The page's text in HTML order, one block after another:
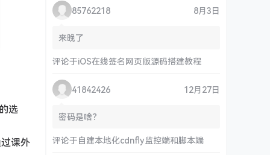
选
课外
85762218 8月3日
来晚了
评论于iOS在线签名网页版源码搭建教程
41842426 12月27日
密码是啥？
评论于自建本地化cdnfly监控端和脚本端